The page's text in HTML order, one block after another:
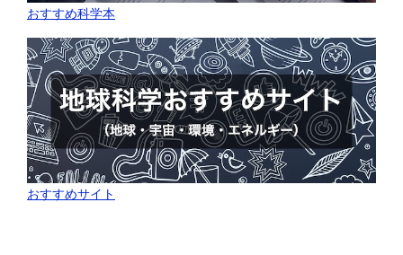
おすすめ科学本
おすすめサイト